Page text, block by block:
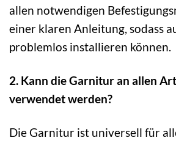
allen notwendigen
einer klaren Anleitung, sodass
problemlos installieren können.
2. Kann die Garnitur an allen
verwendet werden?
Die Garnitur ist universell für